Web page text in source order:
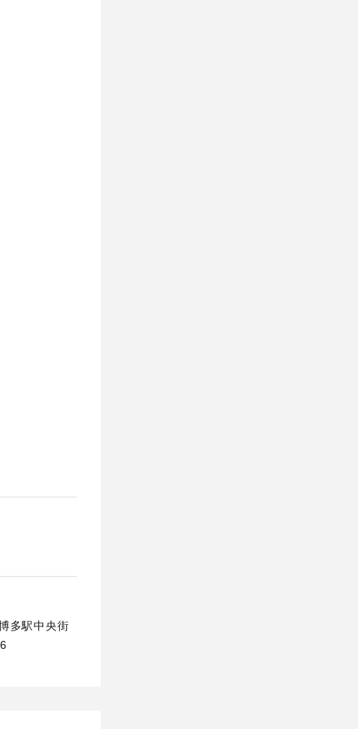
多駅中央街